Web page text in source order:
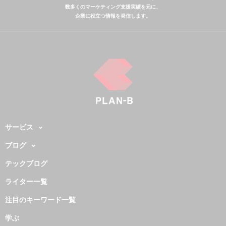
数多くのマーケティング支援実績を元に、
企業に役立つ情報を発信します。
サービス
ブログ
テックブログ
ライター一覧
注目のキーワード一覧
学ぶ